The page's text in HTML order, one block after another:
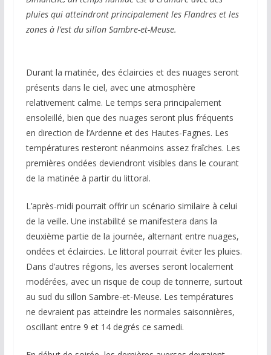
pluies qui atteindront principalement les Flandres et les
zones à l’est du sillon Sambre-et-Meuse.
Durant la matinée, des éclaircies et des nuages seront
présents dans le ciel, avec une atmosphère
relativement calme. Le temps sera principalement
ensoleillé, bien que des nuages seront plus fréquents
en direction de l’Ardenne et des Hautes-Fagnes. Les
températures resteront néanmoins assez fraîches. Les
premières ondées deviendront visibles dans le courant
de la matinée à partir du littoral.
L’après-midi pourrait offrir un scénario similaire à celui
de la veille. Une instabilité se manifestera dans la
deuxième partie de la journée, alternant entre nuages,
ondées et éclaircies. Le littoral pourrait éviter les pluies.
Dans d’autres régions, les averses seront localement
modérées, avec un risque de coup de tonnerre, surtout
au sud du sillon Sambre-et-Meuse. Les températures
ne devraient pas atteindre les normales saisonnières,
oscillant entre 9 et 14 degrés ce samedi.